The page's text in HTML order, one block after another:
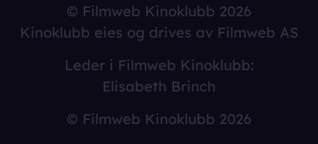
© Filmweb Kinoklubb 2026
Kinoklubb eies og drives av Filmweb AS
Leder i Filmweb Kinoklubb:
Elisabeth Brinch
© Filmweb Kinoklubb 2026